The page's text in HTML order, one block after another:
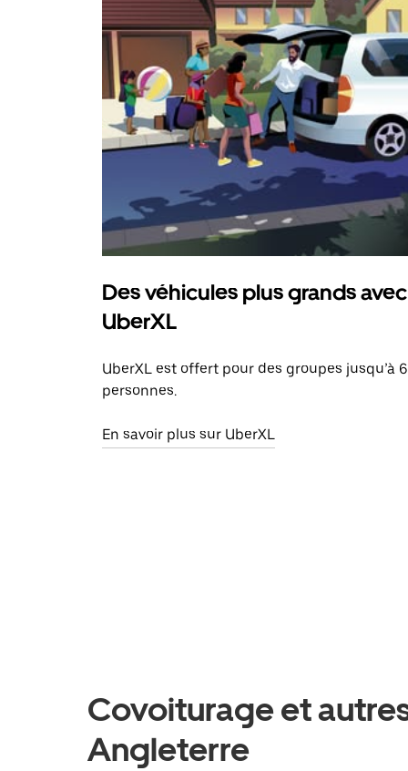
Des véhicules plus grands avec
UberXL
UberXL est offert pour des groupes jusqu’à 6
personnes.
En savoir plus sur UberXL
Covoiturage et
Angleterre